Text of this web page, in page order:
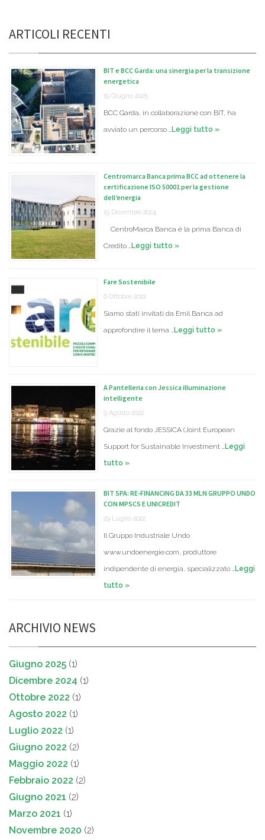
ARTICOLI RECENTI
BIT e BCC Garda: una sinergia per la transizione
energetica
19 Giugno 2025
BCC Garda, in collaborazione con BIT, ha
avviato un percorso …Leggi tutto »
Centromarca Banca prima BCC ad ottenere la
certificazione ISO 50001 per la gestione
dell’energia
19 Dicembre 2024
CentroMarca Banca è la prima Banca di
Credito …Leggi tutto »
Fare Sostenibile
6 Ottobre 2022
Siamo stati invitati da Emil Banca ad
approfondire il tema …Leggi tutto »
A Pantelleria con Jessica illuminazione
intelligente
9 Agosto 2022
Grazie al fondo JESSICA (Joint European
Support for Sustainable Investment …Leggi
tutto »
BIT SPA: RE-FINANCING DA 33 MLN GRUPPO UNDO
CON MPSCS E UNICREDIT
29 Luglio 2022
Il Gruppo Industriale Undo
www.undoenergie.com, produttore
indipendente di energia, specializzato …Leggi
tutto »
ARCHIVIO NEWS
Giugno 2025 (1)
Dicembre 2024 (1)
Ottobre 2022 (1)
Agosto 2022 (1)
Luglio 2022 (1)
Giugno 2022 (2)
Maggio 2022 (1)
Febbraio 2022 (2)
Giugno 2021 (2)
Marzo 2021 (1)
Novembre 2020 (2)